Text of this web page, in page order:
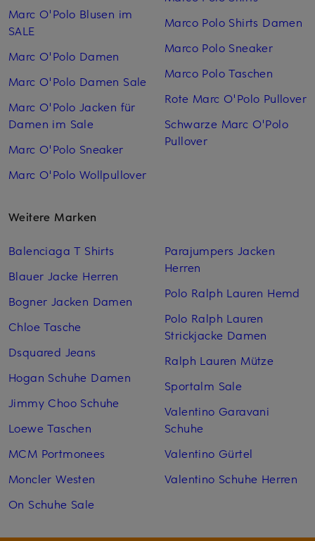
Marc O'Polo Blusen im
SALE
Marc O'Polo Damen
Marc O'Polo Damen Sale
Marc O'Polo Jacken für
Damen im Sale
Marc O'Polo Sneaker
Marc O'Polo Wollpullover
Marco Polo Shirts Damen
Marco Polo Sneaker
Marco Polo Taschen
Rote Marc O'Polo Pullover
Schwarze Marc O'Polo
Pullover
Weitere Marken
Balenciaga T Shirts
Blauer Jacke Herren
Bogner Jacken Damen
Chloe Tasche
Dsquared Jeans
Hogan Schuhe Damen
Jimmy Choo Schuhe
Loewe Taschen
MCM Portmonees
Moncler Westen
On Schuhe Sale
Parajumpers Jacken
Herren
Polo Ralph Lauren Hemd
Polo Ralph Lauren
Strickjacke Damen
Ralph Lauren Mütze
Sportalm Sale
Valentino Garavani
Schuhe
Valentino Gürtel
Valentino Schuhe Herren